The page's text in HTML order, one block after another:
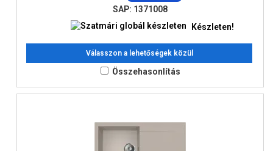
SAP: 1371008
Készleten!
Válasszon a lehetőségek közül
Összehasonlítás